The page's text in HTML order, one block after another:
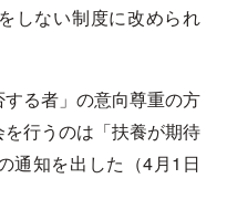
しない制度に改められ
る者」の意向尊重の方
行うのは「扶養が期待
通知を出した（4月1日